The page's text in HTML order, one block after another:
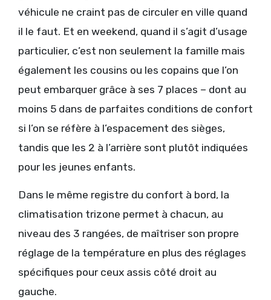
véhicule ne craint pas de circuler en ville quand
il le faut. Et en weekend, quand il s’agit d’usage
particulier, c’est non seulement la famille mais
également les cousins ou les copains que l’on
peut embarquer grâce à ses 7 places – dont au
moins 5 dans de parfaites conditions de confort
si l’on se réfère à l’espacement des sièges,
tandis que les 2 à l’arrière sont plutôt indiquées
pour les jeunes enfants.
Dans le même registre du confort à bord, la
climatisation trizone permet à chacun, au
niveau des 3 rangées, de maîtriser son propre
réglage de la température en plus des réglages
spécifiques pour ceux assis côté droit au
gauche.